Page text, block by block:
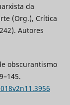
da
(Org.), Crítica
Autores
obscurantismo